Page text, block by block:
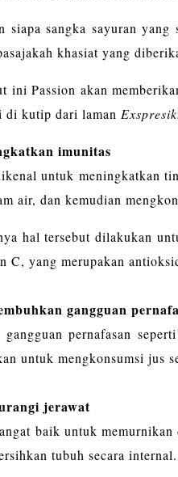
siapa sangka sayuran
khasiat yang
ini Passion akan
di kutip dari laman
imunitas
untuk meningkatkan
air, dan kemudian
hal tersebut dilakukan
C, yang merupakan
gangguan
pernafasan
untuk mengkonsumsi jus
jerawat
baik untuk
tubuh secara internal.